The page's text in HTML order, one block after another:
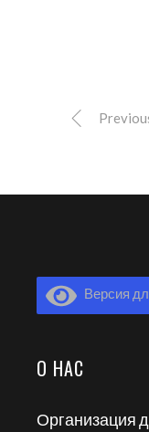
Версия
О НАС
Организация